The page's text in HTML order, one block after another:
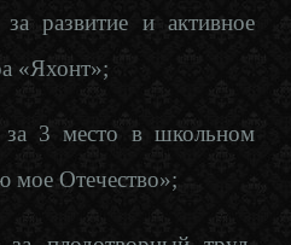
развитие и активное
«Яхонт»;
3 место в школьном
мое Отечество»;